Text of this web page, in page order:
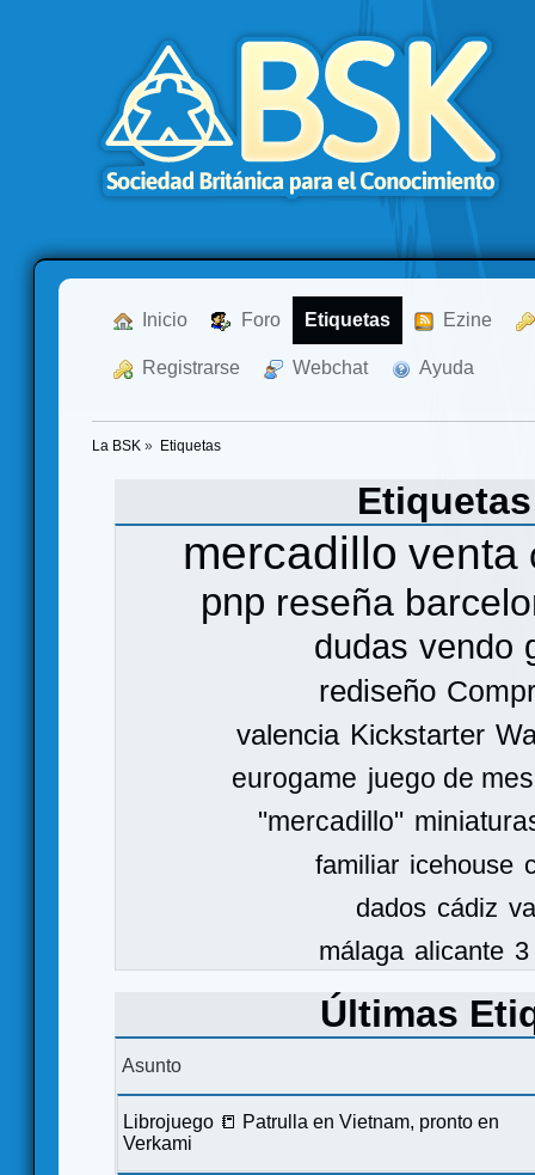
Inicio Foro Etiquetas Ezine
Registrarse Webchat Ayuda
La BSK » Etiquetas
mercadillo venta
pnp reseña
dudas vendo
rediseño
valencia Kickstarter
eurogame juego de
"mercadillo"
familiar icehouse
dados cádiz
málaga alicante
Últimas
Asunto
Librojuego 📒 Patrulla en Vietnam, pronto en
Verkami